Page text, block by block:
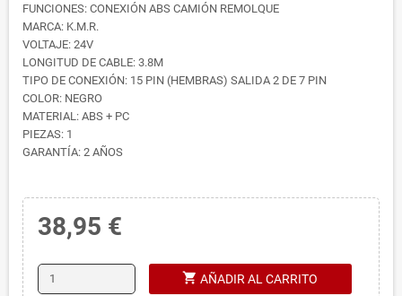
FUNCIONES: CONEXIÓN ABS CAMIÓN REMOLQUE
MARCA: K.M.R.
VOLTAJE: 24V
LONGITUD DE CABLE: 3.8M
TIPO DE CONEXIÓN: 15 PIN (HEMBRAS) SALIDA 2 DE 7 PIN
COLOR: NEGRO
MATERIAL: ABS + PC
PIEZAS: 1
GARANTÍA: 2 AÑOS
38,95 €
shopping_cart AÑADIR AL CARRITO